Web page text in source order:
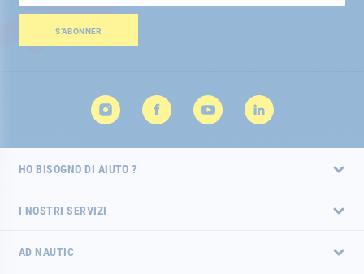
nostra
Newsletter:S’ABONNER
HO BISOGNO DI AIUTO ?
I NOSTRI SERVIZI
AD NAUTIC